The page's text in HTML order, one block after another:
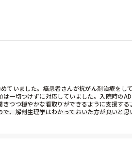
ていました。癌患者さんが抗がん剤治療を
は一切つけずに対応していました。入院時の
きつつ穏やかな看取りができるように支援す
、解剖生理学はわかっておいた方が良いと思